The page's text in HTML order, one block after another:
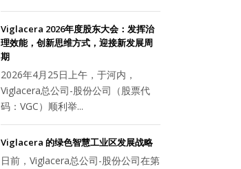
Viglacera 2026年度股东大会：发挥治
理效能，创新思维方式，迎接新发展周
期
2026年4月25日上午，于河内，
Viglacera总公司-股份公司（股票代
码：VGC）顺利举...
Viglacera 的绿色智慧工业区发展战略
日前，Viglacera总公司-股份公司在第